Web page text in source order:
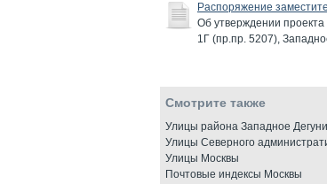
Распоряжение
Об утверждении проекта
1Г (пр.пр. 5207),
Смотрите также
Улицы района Западное
Улицы Северного
Улицы Москвы
Почтовые индексы Москвы